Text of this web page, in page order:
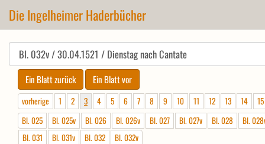
Die Ingelheimer Haderbücher
vorherige 1 2 3 4 5 6 7 8 9 10 11 12 13 14
15
Bl. 025
Bl. 025v Bl. 026 Bl. 026v Bl. 027 Bl. 027v Bl. 028
Bl.
Bl. 031
Bl. 031v Bl. 032 Bl. 032v